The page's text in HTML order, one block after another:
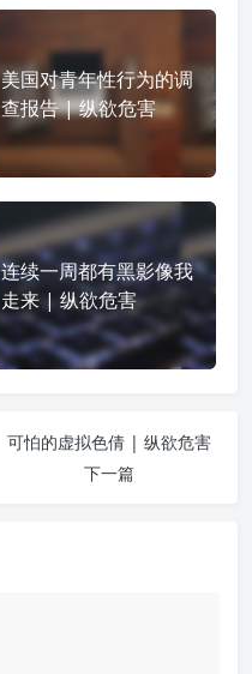
美国对青年性行为的调
查报告 | 纵欲危害
连续一周都有黑影像我
走来 | 纵欲危害
可怕的虚拟色倩 | 纵欲危害
下一篇